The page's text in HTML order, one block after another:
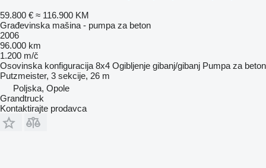
59.800 € ≈ 116.900 KM
Građevinska mašina - pumpa za beton
2006
96.000 km
1.200 m/č
Osovinska konfiguracija 8x4 Ogibljenje gibanj/gibanj Pumpa za beton
Putzmeister, 3 sekcije, 26 m
Poljska, Opole
Grandtruck
Kontaktirajte prodavca